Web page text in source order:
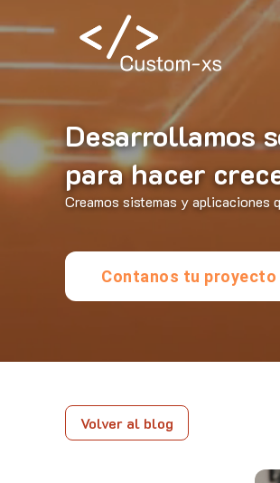
Desarrollamos
para hacer
Creamos sistemas y aplicaciones
Contanos tu proyecto
Volver al blog